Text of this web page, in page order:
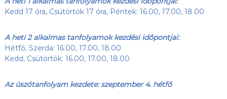
Kedd 17 óra, Csütörtök 17 óra, Péntek: 16.00, 17.00, 18.00
A heti 2 alkalmas tanfolyamok kezdési időpontjai:
Hétfő, Szerda: 16.00, 17.00, 18.00
Kedd, Csütörtök: 16.00, 17.00, 18.00
Az úszótanfolyam kezdete: szeptember 4. hétfő